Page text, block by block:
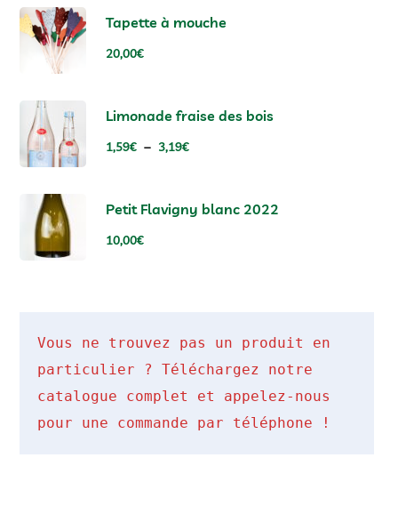
Tapette à mouche
20,00€
Limonade fraise des bois
1,59€ – 3,19€
Petit Flavigny blanc 2022
10,00€
Vous ne trouvez pas un produit en
particulier ? Téléchargez notre
catalogue complet et appelez-nous
pour une commande par téléphone !